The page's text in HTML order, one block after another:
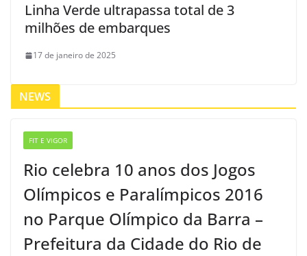
Linha Verde ultrapassa total de 3
milhões de embarques
17 de janeiro de 2025
NEWS
FIT E VIGOR
Rio celebra 10 anos dos Jogos
Olímpicos e Paralímpicos 2016
no Parque Olímpico da Barra –
Prefeitura da Cidade do Rio de